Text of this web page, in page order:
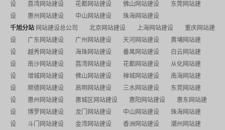
设
荔湾网站建设 花都网站建设 佛山网站建设
东莞网站建
设
惠州网站建设 中山网站建设
珠海网站建设
千旭分站 网站建设总公司 北京网站建设 上海网站建设
重庆网站建
设
广东网站建设 广州网站建设 天河网站建设
黄埔网站建
设
越秀网站建设 海珠网站建设 番禺网站建设
白云网站建
设
南沙网站建设 荔湾网站建设 花都网站建设
从化网站建
设
增城网站建设 佛山网站建设 禅城网站建设
南海网站建
设
顺德网站建设 高明网站建设 三水网站建设
东莞网站建
设
惠州网站建设 惠城区网站建设 惠阳网站建设
惠东网站建
设
博罗网站建设 龙门网站建设 中山网站建设
珠海网站建
设
斗门网站建设 金湾网站建设 香洲网站建设
潮州网站建